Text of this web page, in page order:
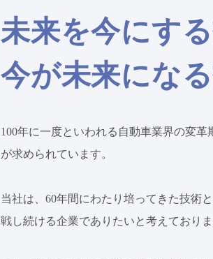
未来を今にする
今が未来にな
100年に一度といわれる自動車業界の変
が求められています。
当社は、60年間にわたり培ってきた技術
戦し続ける企業でありたいと考えておりま